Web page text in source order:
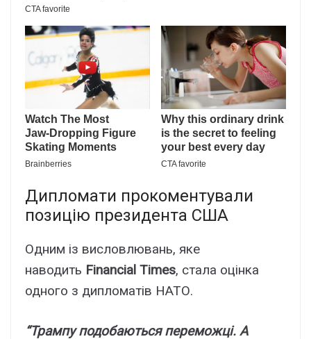
Дипломати прокоментували
позицію президента США
Одним із висловлювань, яке
наводить Financial Times, стала оцінка
одного з дипломатів НАТО.
“Трампу подобаються переможці. А